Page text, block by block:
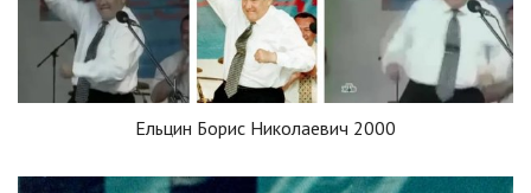
Ельцин Борис Николаевич 2000